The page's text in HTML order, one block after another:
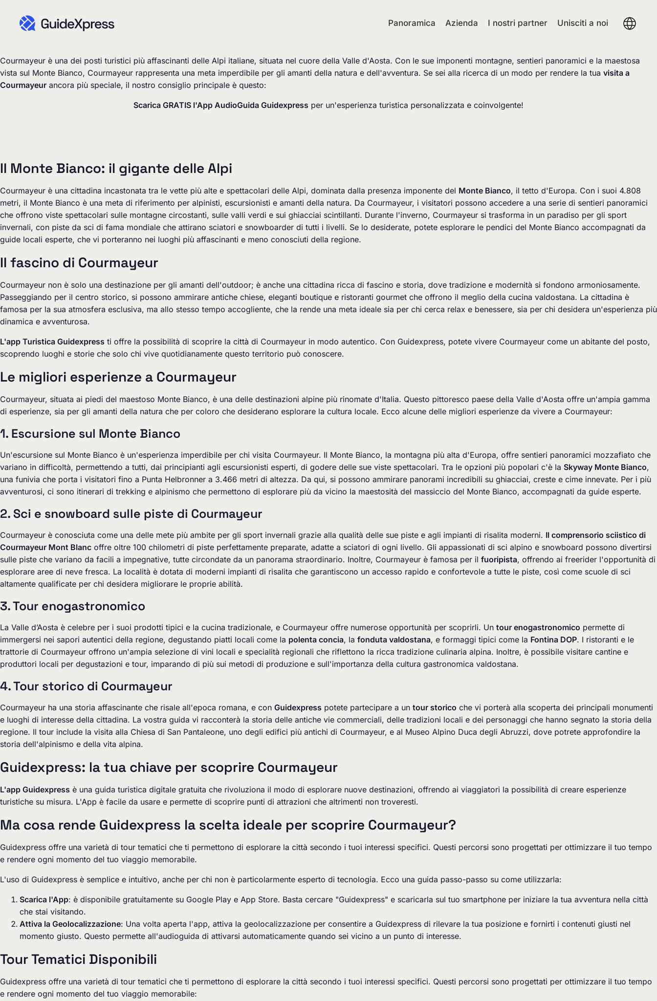
Panoramica Azienda I nostri partner Unisciti a noi
Courmayeur è una dei posti turistici più affascinanti delle Alpi italiane, situata nel cuore della Valle d'Aosta. Con le sue imponenti montagne, sentieri panoramici e la maestosa
vista sul Monte Bianco, Courmayeur rappresenta una meta imperdibile per gli amanti della natura e dell'avventura. Se sei alla ricerca di un modo per rendere la tua visita a
Courmayeur ancora più speciale, il nostro consiglio principale è questo:
Scarica GRATIS l'App AudioGuida Guidexpress per un'esperienza turistica personalizzata e coinvolgente!
Il Monte Bianco: il gigante delle Alpi
Courmayeur è una cittadina incastonata tra le vette più alte e spettacolari delle Alpi, dominata dalla presenza imponente del Monte Bianco, il tetto d'Europa. Con i suoi 4.808
metri, il Monte Bianco è una meta di riferimento per alpinisti, escursionisti e amanti della natura. Da Courmayeur, i visitatori possono accedere a una serie di sentieri panoramici
che offrono viste spettacolari sulle montagne circostanti, sulle valli verdi e sui ghiacciai scintillanti. Durante l'inverno, Courmayeur si trasforma in un paradiso per gli sport
invernali, con piste da sci di fama mondiale che attirano sciatori e snowboarder di tutti i livelli. Se lo desiderate, potete esplorare le pendici del Monte Bianco accompagnati da
guide locali esperte, che vi porteranno nei luoghi più affascinanti e meno conosciuti della regione.
Il fascino di Courmayeur
Courmayeur non è solo una destinazione per gli amanti dell'outdoor; è anche una cittadina ricca di fascino e storia, dove tradizione e modernità si fondono armoniosamente.
Passeggiando per il centro storico, si possono ammirare antiche chiese, eleganti boutique e ristoranti gourmet che offrono il meglio della cucina valdostana. La cittadina è
famosa per la sua atmosfera esclusiva, ma allo stesso tempo accogliente, che la rende una meta ideale sia per chi cerca relax e benessere, sia per chi desidera un'esperienza più
dinamica e avventurosa.
L'app Turistica Guidexpress ti offre la possibilità di scoprire la città di Courmayeur in modo autentico. Con Guidexpress, potete vivere Courmayeur come un abitante del posto,
scoprendo luoghi e storie che solo chi vive quotidianamente questo territorio può conoscere.
Le migliori esperienze a Courmayeur
Courmayeur, situata ai piedi del maestoso Monte Bianco, è una delle destinazioni alpine più rinomate d'Italia. Questo pittoresco paese della Valle d'Aosta offre un'ampia gamma
di esperienze, sia per gli amanti della natura che per coloro che desiderano esplorare la cultura locale. Ecco alcune delle migliori esperienze da vivere a Courmayeur:
1. Escursione sul Monte Bianco
Un'escursione sul Monte Bianco è un'esperienza imperdibile per chi visita Courmayeur. Il Monte Bianco, la montagna più alta d'Europa, offre sentieri panoramici mozzafiato che
variano in difficoltà, permettendo a tutti, dai principianti agli escursionisti esperti, di godere delle sue viste spettacolari. Tra le opzioni più popolari c'è la Skyway Monte Bianco,
una funivia che porta i visitatori fino a Punta Helbronner a 3.466 metri di altezza. Da qui, si possono ammirare panorami incredibili su ghiacciai, creste e cime innevate. Per i più
avventurosi, ci sono itinerari di trekking e alpinismo che permettono di esplorare più da vicino la maestosità del massiccio del Monte Bianco, accompagnati da guide esperte.
2. Sci e snowboard sulle piste di Courmayeur
Courmayeur è conosciuta come una delle mete più ambite per gli sport invernali grazie alla qualità delle sue piste e agli impianti di risalita moderni. Il comprensorio sciistico di
Courmayeur Mont Blanc offre oltre 100 chilometri di piste perfettamente preparate, adatte a sciatori di ogni livello. Gli appassionati di sci alpino e snowboard possono divertirsi
sulle piste che variano da facili a impegnative, tutte circondate da un panorama straordinario. Inoltre, Courmayeur è famosa per il fuoripista, offrendo ai freerider l'opportunità di
esplorare aree di neve fresca. La località è dotata di moderni impianti di risalita che garantiscono un accesso rapido e confortevole a tutte le piste, così come scuole di sci
altamente qualificate per chi desidera migliorare le proprie abilità.
3. Tour enogastronomico
La Valle d’Aosta è celebre per i suoi prodotti tipici e la cucina tradizionale, e Courmayeur offre numerose opportunità per scoprirli. Un tour enogastronomico permette di
immergersi nei sapori autentici della regione, degustando piatti locali come la polenta concia, la fonduta valdostana, e formaggi tipici come la Fontina DOP. I ristoranti e le
trattorie di Courmayeur offrono un'ampia selezione di vini locali e specialità regionali che riflettono la ricca tradizione culinaria alpina. Inoltre, è possibile visitare cantine e
produttori locali per degustazioni e tour, imparando di più sui metodi di produzione e sull'importanza della cultura gastronomica valdostana.
4. Tour storico di Courmayeur
Courmayeur ha una storia affascinante che risale all'epoca romana, e con Guidexpress potete partecipare a un tour storico che vi porterà alla scoperta dei principali monumenti
e luoghi di interesse della cittadina. La vostra guida vi racconterà la storia delle antiche vie commerciali, delle tradizioni locali e dei personaggi che hanno segnato la storia della
regione. Il tour include la visita alla Chiesa di San Pantaleone, uno degli edifici più antichi di Courmayeur, e al Museo Alpino Duca degli Abruzzi, dove potrete approfondire la
storia dell'alpinismo e della vita alpina.
Guidexpress: la tua chiave per scoprire Courmayeur
L'app Guidexpress è una guida turistica digitale gratuita che rivoluziona il modo di esplorare nuove destinazioni, offrendo ai viaggiatori la possibilità di creare esperienze
turistiche su misura. L'App è facile da usare e permette di scoprire punti di attrazioni che altrimenti non troveresti.
Ma cosa rende Guidexpress la scelta ideale per scoprire Courmayeur?
Guidexpress offre una varietà di tour tematici che ti permettono di esplorare la città secondo i tuoi interessi specifici. Questi percorsi sono progettati per ottimizzare il tuo tempo
e rendere ogni momento del tuo viaggio memorabile.
L'uso di Guidexpress è semplice e intuitivo, anche per chi non è particolarmente esperto di tecnologia. Ecco una guida passo-passo su come utilizzarla:
Scarica l'App: è disponibile gratuitamente su Google Play e App Store. Basta cercare "Guidexpress" e scaricarla sul tuo smartphone per iniziare la tua avventura nella città
che stai visitando.
Attiva la Geolocalizzazione: Una volta aperta l'app, attiva la geolocalizzazione per consentire a Guidexpress di rilevare la tua posizione e fornirti i contenuti giusti nel
momento giusto. Questo permette all'audioguida di attivarsi automaticamente quando sei vicino a un punto di interesse.
Tour Tematici Disponibili
Guidexpress offre una varietà di tour tematici che ti permettono di esplorare la città secondo i tuoi interessi specifici. Questi percorsi sono progettati per ottimizzare il tuo tempo
e rendere ogni momento del tuo viaggio memorabile: